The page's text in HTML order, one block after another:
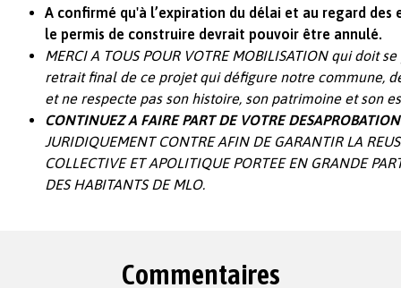
A confirmé qu'à l’expiration du délai et au regard des
le permis de construire devrait pouvoir être annulé.
MERCI A TOUS POUR VOTRE MOBILISATION qui doit
retrait final de ce projet qui défigure notre commune,
et ne respecte pas son histoire, son patrimoine et son
CONTINUEZ A FAIRE PART DE VOTRE DESAPROBATION
JURIDIQUEMENT CONTRE AFIN DE GARANTIR LA
COLLECTIVE ET APOLITIQUE PORTEE EN GRANDE
DES HABITANTS DE MLO.
Commentaires